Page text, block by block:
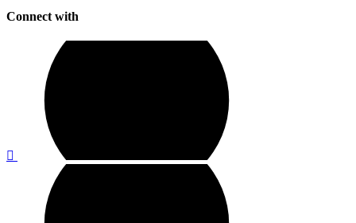
Connect with